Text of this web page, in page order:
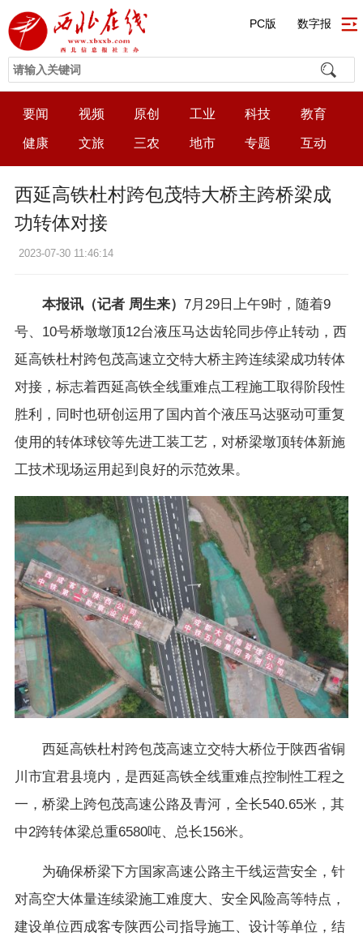
PC版 数字报
要闻 视频 原创 工业 科技 教育
健康 文旅 三农 地市 专题 互动
西延高铁杜村跨包茂特大桥主跨桥梁成
功转体对接
2023-07-30 11:46:14
本报讯（记者 周生来） 7月29日上午9时，随着9
号、10号桥墩墩顶12台液压马达齿轮同步停止转动，西
延高铁杜村跨包茂高速立交特大桥主跨连续梁成功转体
对接，标志着西延高铁全线重难点工程施工取得阶段性
胜利，同时也研创运用了国内首个液压马达驱动可重复
使用的转体球铰等先进工装工艺，对桥梁墩顶转体新施
工技术现场运用起到良好的示范效果。
西延高铁杜村跨包茂高速立交特大桥位于陕西省铜
川市宜君县境内，是西延高铁全线重难点控制性工程之
一，桥梁上跨包茂高速公路及青河，全长540.65米，其
中2跨转体梁总重6580吨、总长156米。
为确保桥梁下方国家高速公路主干线运营安全，针
对高空大体量连续梁施工难度大、安全风险高等特点，
建设单位西成客专陕西公司指导施工、设计等单位，结